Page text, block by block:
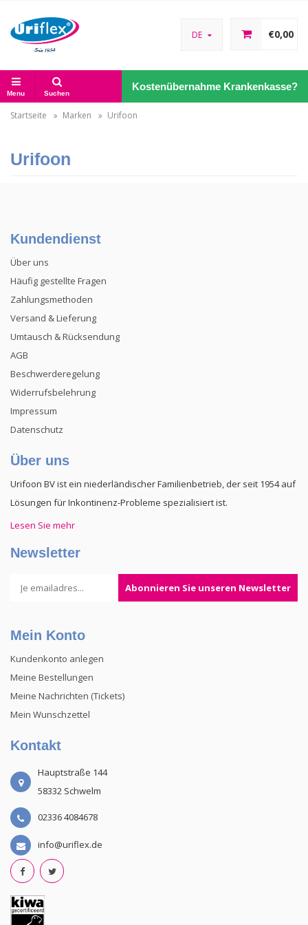
DE €0,00
Menu Suchen
Kostenübernahme Krankenkasse?
Startseite Marken Urifoon
Urifoon
Kundendienst
Über uns
Häufig gestellte Fragen
Zahlungsmethoden
Versand & Lieferung
Umtausch & Rücksendung
AGB
Beschwerderegelung
Widerrufsbelehrung
Impressum
Datenschutz
Über uns
Urifoon BV ist ein niederländischer Familienbetrieb, der seit 1954 auf
Lösungen für Inkontinenz-Probleme spezialisiert ist.
Lesen Sie mehr
Newsletter
Abonnieren Sie unseren Newsletter
Mein Konto
Kundenkonto anlegen
Meine Bestellungen
Meine Nachrichten (Tickets)
Mein Wunschzettel
Kontakt
Hauptstraße 144
58332 Schwelm
02336 4084678
info@uriflex.de